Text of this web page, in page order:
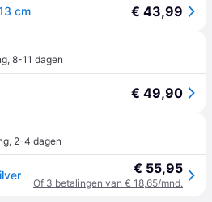
cm € 43,99
, 8-11 dagen
€ 49,90
, 2-4 dagen
€ 55,95
Of 3 betalingen van € 18,65/mnd.